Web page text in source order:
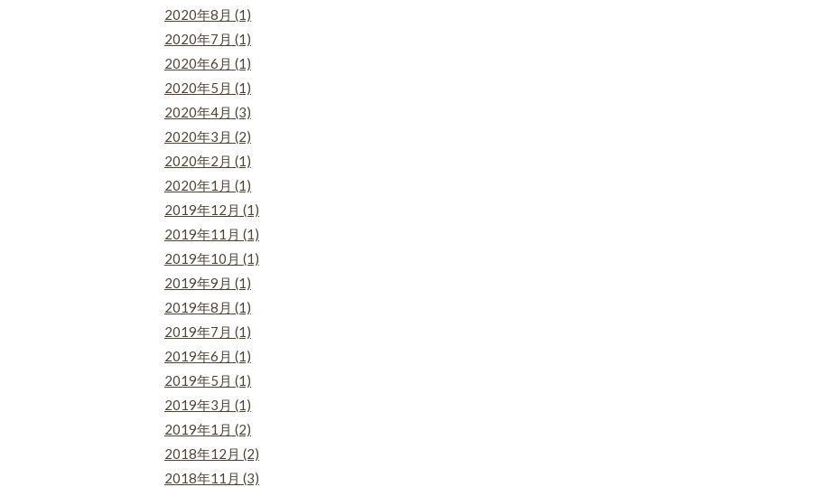
2020年8月 (1)
2020年7月 (1)
2020年6月 (1)
2020年5月 (1)
2020年4月 (3)
2020年3月 (2)
2020年2月 (1)
2020年1月 (1)
2019年12月 (1)
2019年11月 (1)
2019年10月 (1)
2019年9月 (1)
2019年8月 (1)
2019年7月 (1)
2019年6月 (1)
2019年5月 (1)
2019年3月 (1)
2019年1月 (2)
2018年12月 (2)
2018年11月 (3)